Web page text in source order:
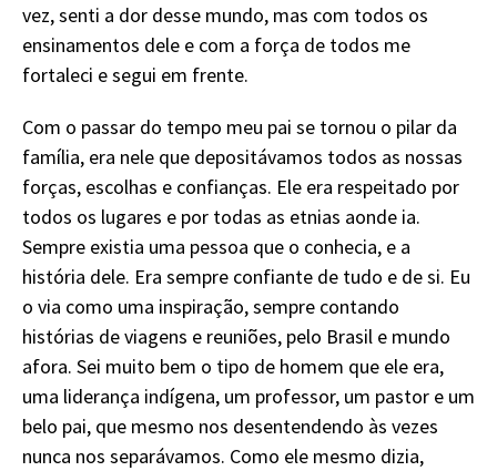
vez, senti a dor desse mundo, mas com todos os
ensinamentos dele e com a força de todos me
fortaleci e segui em frente.
Com o passar do tempo meu pai se tornou o pilar da
família, era nele que depositávamos todos as nossas
forças, escolhas e confianças. Ele era respeitado por
todos os lugares e por todas as etnias aonde ia.
Sempre existia uma pessoa que o conhecia, e a
história dele. Era sempre confiante de tudo e de si. Eu
o via como uma inspiração, sempre contando
histórias de viagens e reuniões, pelo Brasil e mundo
afora. Sei muito bem o tipo de homem que ele era,
uma liderança indígena, um professor, um pastor e um
belo pai, que mesmo nos desentendendo às vezes
nunca nos separávamos. Como ele mesmo dizia,